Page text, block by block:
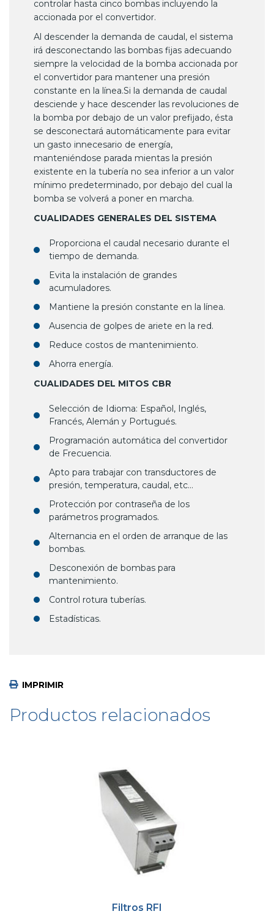
controlar hasta cinco bombas incluyendo la
accionada por el convertidor.
Al descender la demanda de caudal, el sistema
irá desconectando las bombas fijas adecuando
siempre la velocidad de la bomba accionada por
el convertidor para mantener una presión
constante en la línea.Si la demanda de caudal
desciende y hace descender las revoluciones de
la bomba por debajo de un valor prefijado, ésta
se desconectará automáticamente para evitar
un gasto innecesario de energía,
manteniéndose parada mientas la presión
existente en la tubería no sea inferior a un valor
mínimo predeterminado, por debajo del cual la
bomba se volverá a poner en marcha.
CUALIDADES GENERALES DEL SISTEMA
Proporciona el caudal necesario durante el
tiempo de demanda.
Evita la instalación de grandes
acumuladores.
Mantiene la presión constante en la línea.
Ausencia de golpes de ariete en la red.
Reduce costos de mantenimiento.
Ahorra energía.
CUALIDADES DEL MITOS CBR
Selección de Idioma: Español, Inglés,
Francés, Alemán y Portugués.
Programación automática del convertidor
de Frecuencia.
Apto para trabajar con transductores de
presión, temperatura, caudal, etc…
Protección por contraseña de los
parámetros programados.
Alternancia en el orden de arranque de las
bombas.
Desconexión de bombas para
mantenimiento.
Control rotura tuberías.
Estadísticas.
IMPRIMIR
Productos relacionados
Filtros RFI